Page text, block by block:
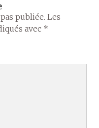
publiée. Les
avec *